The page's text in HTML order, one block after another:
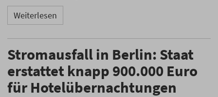
Weiterlesen
Stromausfall in Berlin: Staat
erstattet knapp 900.000 Euro
für Hotelübernachtungen